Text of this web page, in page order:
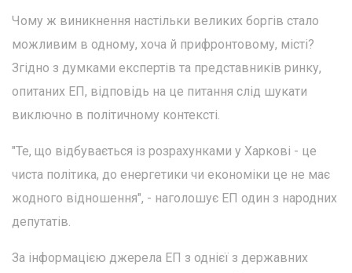
Чому ж виникнення настільки великих боргів стало
можливим в одному, хоча й прифронтовому, місті?
Згідно з думками експертів та представників ринку,
опитаних ЕП, відповідь на це питання слід шукати
виключно в політичному контексті.
"Те, що відбувається із розрахунками у Харкові - це
чиста політика, до енергетики чи економіки це не має
жодного відношення", - наголошує ЕП один з народних
депутатів.
За інформацією джерела ЕП з однієї з державних